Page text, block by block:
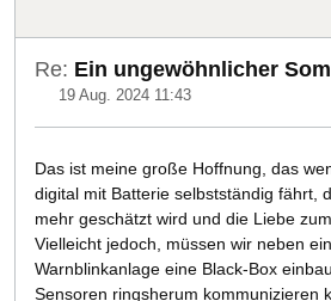
Re: Ein ungewöhnlicher
19 Aug. 2024 11:43
Das ist meine große Hoffnung, das
digital mit Batterie selbstständig fährt,
mehr geschätzt wird und die Liebe
Vielleicht jedoch, müssen wir neben
Warnblinkanlage eine Black-Box
Sensoren ringsherum kommunizieren